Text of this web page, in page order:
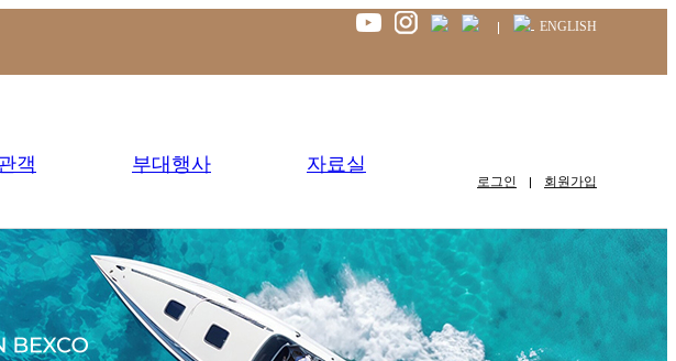
ENGLISH
로그인 회원가입
객 부대행사 자료실